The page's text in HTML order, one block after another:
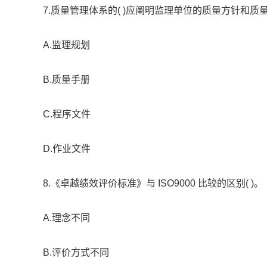
7.质量管理体系的( )应阐明监理单位的质量方针和质
A.监理规划
B.质量手册
C.程序文件
D.作业文件
8.《卓越绩效评价标准》与 ISO9000 比较的区别( )。
A.理念不同
B.评价方式不同